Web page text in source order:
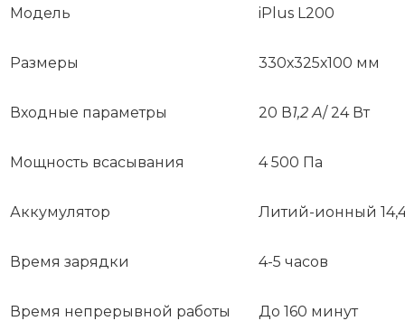
Модель iPlus L200
Размеры 330х325х100 мм
Входные параметры 20 В1,2 А/ 24 Вт
Мощность всасывания 4 500 Па
Аккумулятор Литий-ионный
Время зарядки 4-5 часов
Время непрерывной работы До 160 минут